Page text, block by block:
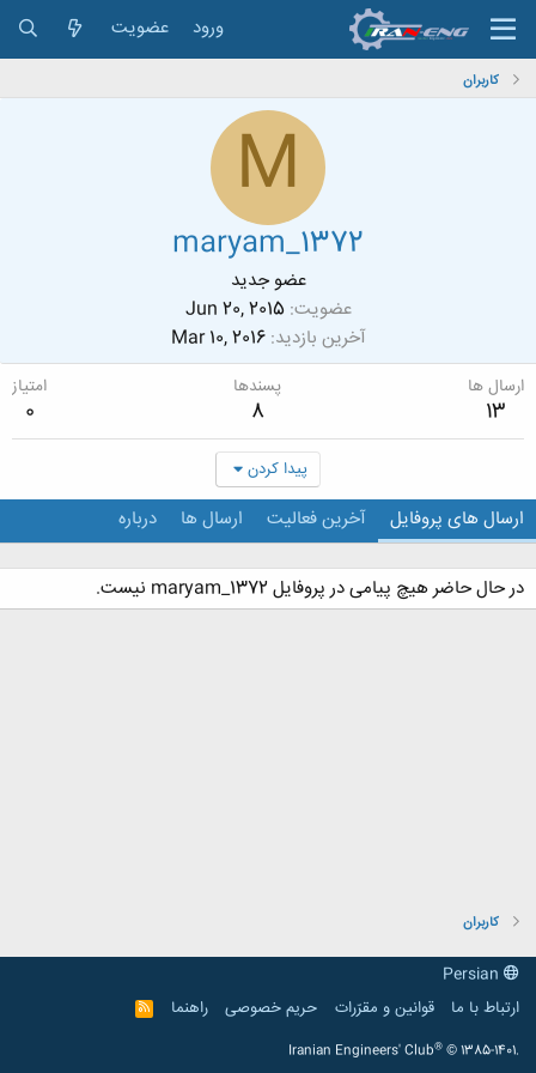
ورود عضویت
کاربران
M
maryam_1372
عضو جدید
عضویت Jun 20, 2015
آخرین بازدید Mar 10, 2016
ارسال ها
13
پسندها
8
امتیاز
0
پیدا کردن
ارسال های پروفایل آخرین فعالیت ارسال ها درباره
در حال حاضر هیچ پیامی در پروفایل maryam_1372 نیست.
کاربران
ارتباط با ما
قوانین و مقرّرات حریم خصوصی راهنما
R
S
Iranian Engineers' Club® © 1385-1401.